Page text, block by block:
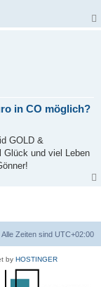
in CO möglich?
GOLD &
Glück und viel Leben
Alle Zeiten sind UTC+02:00
by HOSTINGER